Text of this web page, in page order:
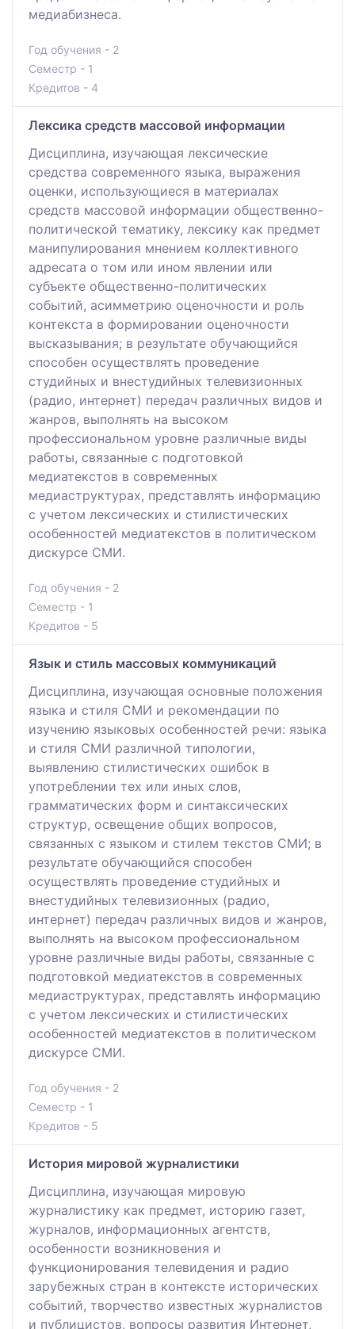
медиабизнеса.
Год обучения - 2
Семестр - 1
Кредитов - 4
Лексика средств массовой информации
Дисциплина, изучающая лексические
средства современного языка, выражения
оценки, использующиеся в материалах
средств массовой информации общественно-
политической тематику, лексику как предмет
манипулирования мнением коллективного
адресата о том или ином явлении или
субъекте общественно-политических
событий, асимметрию оценочности и роль
контекста в формировании оценочности
высказывания; в результате обучающийся
способен осуществлять проведение
студийных и внестудийных телевизионных
(радио, интернет) передач различных видов и
жанров, выполнять на высоком
профессиональном уровне различные виды
работы, связанные с подготовкой
медиатекстов в современных
медиаструктурах, представлять информацию
с учетом лексических и стилистических
особенностей медиатекстов в политическом
дискурсе СМИ.
Год обучения - 2
Семестр - 1
Кредитов - 5
Язык и стиль массовых коммуникаций
Дисциплина, изучающая основные положения
языка и стиля СМИ и рекомендации по
изучению языковых особенностей речи: языка
и стиля СМИ различной типологии,
выявлению стилистических ошибок в
употреблении тех или иных слов,
грамматических форм и синтаксических
структур, освещение общих вопросов,
связанных с языком и стилем текстов СМИ; в
результате обучающийся способен
осуществлять проведение студийных и
внестудийных телевизионных (радио,
интернет) передач различных видов и жанров,
выполнять на высоком профессиональном
уровне различные виды работы, связанные с
подготовкой медиатекстов в современных
медиаструктурах, представлять информацию
с учетом лексических и стилистических
особенностей медиатекстов в политическом
дискурсе СМИ.
Год обучения - 2
Семестр - 1
Кредитов - 5
История мировой журналистики
Дисциплина, изучающая мировую
журналистику как предмет, историю газет,
журналов, информационных агентств,
особенности возникновения и
функционирования телевидения и радио
зарубежных стран в контексте исторических
событий, творчество известных журналистов
и публицистов, вопросы развития Интернет,